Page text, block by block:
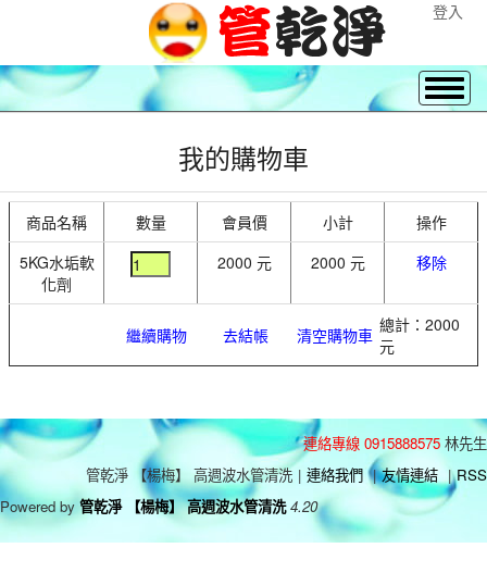
登入
我的購物車
商品名稱 數量 會員價 小計
操作
5KG水垢軟
化劑
2000 元 2000 元 移除
繼續購物 去結帳 清空購物車 總計：2000
元
連絡專線 0915888575 林先生
管乾淨 【楊梅】 高週波水管清洗 | 連絡我們 | 友情連結 | RSS
Powered by 管乾淨 【楊梅】 高週波水管清洗 4.20